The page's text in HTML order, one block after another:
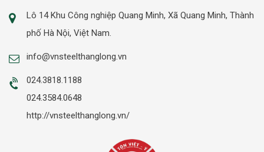
Lô 14 Khu Công nghiệp Quang Minh, Xã Quang Minh, Thành
phố Hà Nội, Việt Nam.
info@vnsteelthanglong.vn
024.3818.1188
024.3584.0648
http://vnsteelthanglong.vn/